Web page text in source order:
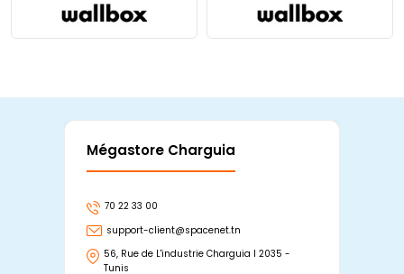
Mégastore Charguia
70 22 33 00
support-client@spacenet.tn
56, Rue de L'industrie Charguia I 2035 -
Tunis